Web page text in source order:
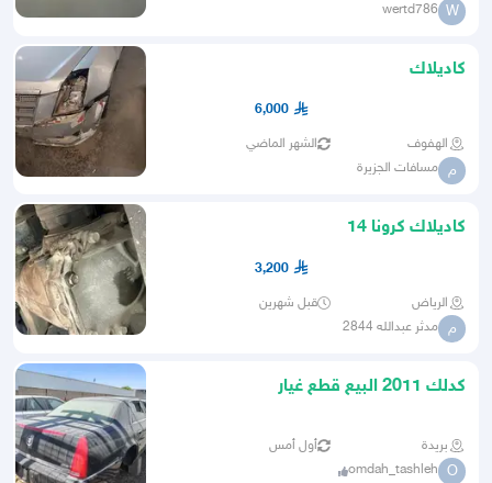
W
wertd786
كاديلاك
6,000
الهفوف الشهر الماضي
م مسافات الجزيرة
كاديلاك كرونا 14
3,200
الرياض قبل شهرين
م مدثر عبدالله 2844
كدلك 2011 البيع قطع غيار
بريدة أول أمس
O
omdah_tashleh